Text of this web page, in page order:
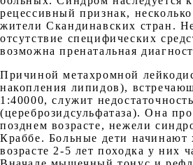
рецессивный признак,
жители Скандинавских стран.
отсутствие специфических
возможна пренатальная
Причиной метахромной
накопления липидов),
1:40000, служит
(цереброзидсульфатаза). Она
позднем возрасте, нежели
Краббе. Больные дети начинают
возрасте 2-5 лет походка у них